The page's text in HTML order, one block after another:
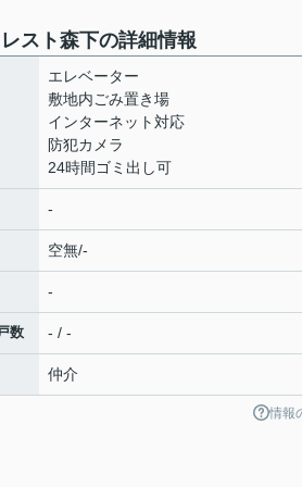
スト森下の詳細情報
エレベーター
敷地内ごみ置き場
インターネット対応
防犯カメラ
24時間ゴミ出し可
-
空無/-
-
数 - / -
仲介
情報